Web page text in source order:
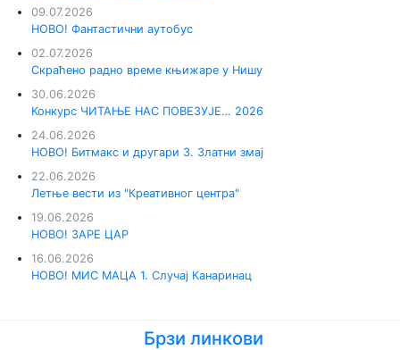
09.07.2026
НОВО! Фантастични аутобус
02.07.2026
Скраћено радно време књижаре у Нишу
30.06.2026
Конкурс ЧИТАЊЕ НАС ПОВЕЗУЈЕ… 2026
24.06.2026
НОВО! Битмакс и другари 3. Златни змај
22.06.2026
Летње вести из "Креативног центра"
19.06.2026
НОВО! ЗАРЕ ЦАР
16.06.2026
НОВО! МИС МАЦА 1. Случај Канаринац
Брзи линкови